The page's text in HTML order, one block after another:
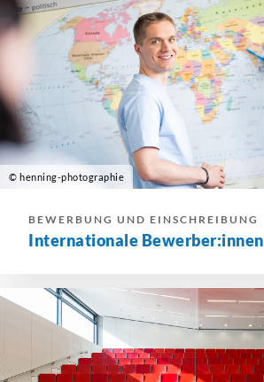
© henning-photographie
BEWERBUNG UND EINSCHREIBUNG
Internationale Bewerber:innen